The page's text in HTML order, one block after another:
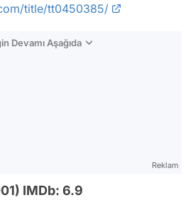
title/tt0450385/
Devamı Aşağıda
Reklam
IMDb: 6.9